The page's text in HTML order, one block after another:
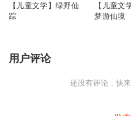
【儿童文学】绿野仙
踪
【儿童文
梦游仙境
用户评论
还没有评论，快